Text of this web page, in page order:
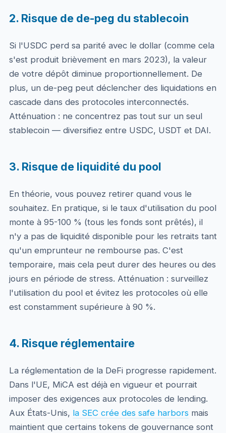
2. Risque de de-peg du stablecoin
Si l'USDC perd sa parité avec le dollar (comme cela
s'est produit brièvement en mars 2023), la valeur
de votre dépôt diminue proportionnellement. De
plus, un de-peg peut déclencher des liquidations en
cascade dans des protocoles interconnectés.
Atténuation : ne concentrez pas tout sur un seul
stablecoin — diversifiez entre USDC, USDT et DAI.
3. Risque de liquidité du pool
En théorie, vous pouvez retirer quand vous le
souhaitez. En pratique, si le taux d'utilisation du pool
monte à 95-100 % (tous les fonds sont prêtés), il
n'y a pas de liquidité disponible pour les retraits tant
qu'un emprunteur ne rembourse pas. C'est
temporaire, mais cela peut durer des heures ou des
jours en période de stress. Atténuation : surveillez
l'utilisation du pool et évitez les protocoles où elle
est constamment supérieure à 90 %.
4. Risque réglementaire
La réglementation de la DeFi progresse rapidement.
Dans l'UE, MiCA est déjà en vigueur et pourrait
imposer des exigences aux protocoles de lending.
Aux États-Unis, la SEC crée des safe harborsmais
maintient que certains tokens de gouvernance sont